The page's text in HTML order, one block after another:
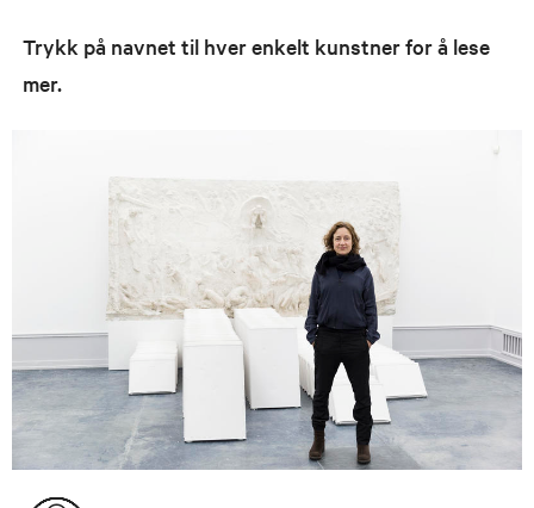
Trykk på navnet til hver enkelt kunstner for å lese
mer.